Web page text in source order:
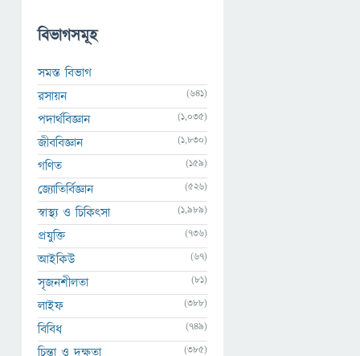
বিভাগসমূহ
সমস্ত বিভাগ
রসায়ন
(641)
পদার্থবিজ্ঞান (1,035)
জীববিজ্ঞান (1,830)
গণিত (159)
জ্যোতির্বিজ্ঞান (526)
স্বাস্থ্য ও চিকিৎসা (1,989)
প্রযুক্তি (736)
আইকিউ (67)
সৃজনশীলতা (81)
লাইফ (388)
বিবিধ (749)
চিন্তা ও দক্ষতা (385)